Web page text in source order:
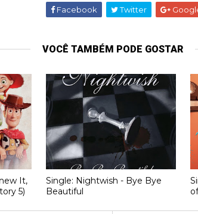
Facebook Twitter
VOCÊ TAMBÉM PODE GOSTAR
It,
5)
Single: Nightwish - Bye Bye
Beautiful